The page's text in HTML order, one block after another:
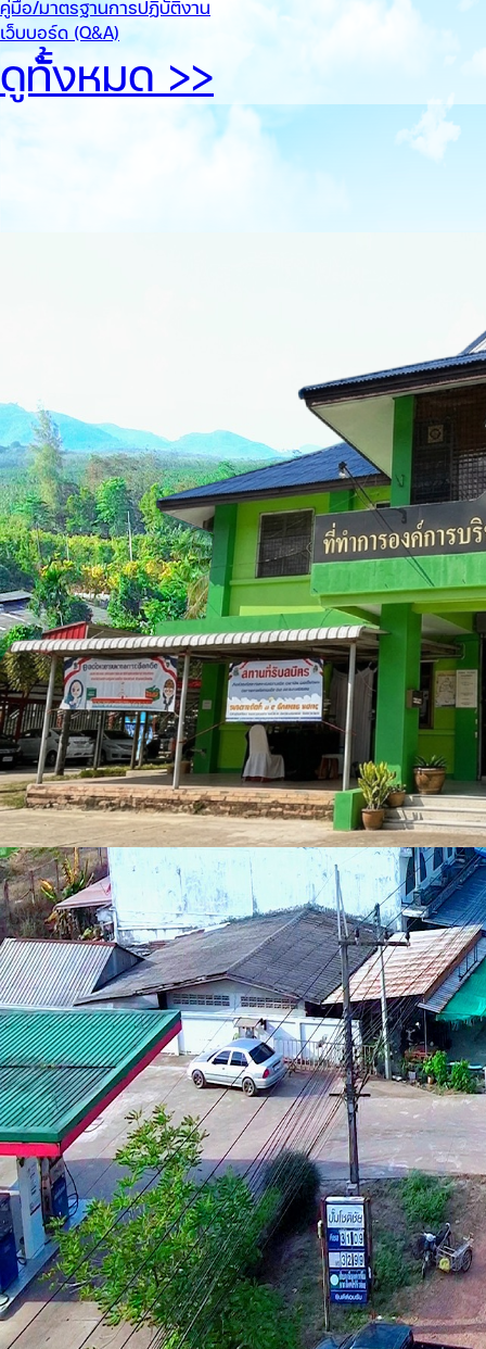
คู่มือ/มาตรฐานการปฏิบัติงาน
เว็บบอร์ด (Q&A)
ดูทั้้งหมด >>